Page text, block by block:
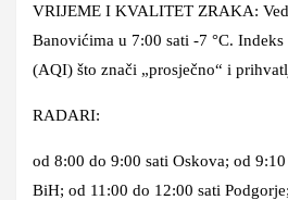
VRIJEME I KVALITET ZRAKA:
Banovićima u 7:00 sati -7 °C.
(AQI) što znači „prosječno“ i
RADARI:
od 8:00 do 9:00 sati Oskova; od
BiH; od 11:00 do 12:00 sati